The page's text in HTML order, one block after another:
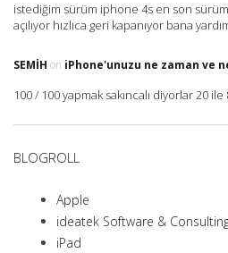
istediğim sürüm iphone 4s en son
açılıyor hızlıca geri kapanıyor bana
SEMIH on iPhone'unuzu ne zaman ve
100 / 100 yapmak sakıncalı diyorlar 20
BLOGROLL
Apple
ideatek Software &
iPad